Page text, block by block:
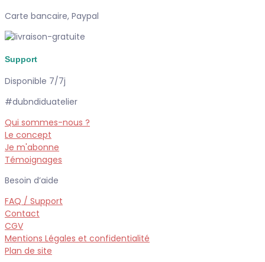
Carte bancaire, Paypal
Support
Disponible 7/7j
#dubndiduatelier
Qui sommes-nous ?
Le concept
Je m'abonne
Témoignages
Besoin d’aide
FAQ / Support
Contact
CGV
Mentions Légales et confidentialité
Plan de site